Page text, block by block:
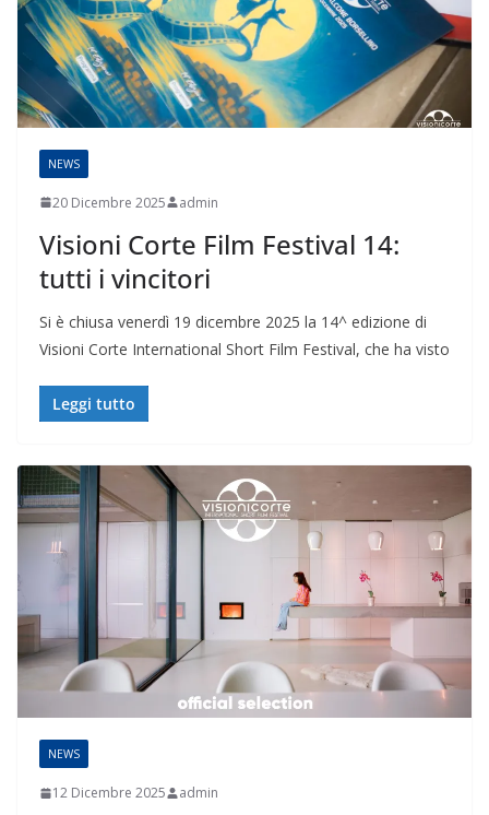
NEWS
20 Dicembre 2025 admin
Visioni Corte Film Festival 14:
tutti i vincitori
Si è chiusa venerdì 19 dicembre 2025 la 14^ edizione di
Visioni Corte International Short Film Festival, che ha visto
Leggi tutto
NEWS
12 Dicembre 2025 admin